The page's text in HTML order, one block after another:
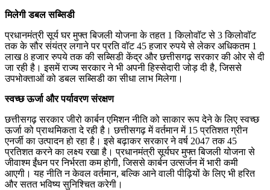
मिलेगी डबल सब्सिडी
प्रधानमंत्री सूर्य घर मुफ्त बिजली योजना के तहत 1 किलोवॉट से 3 किलोवॉट
तक के सौर संयंत्र लगाने पर प्रति वॉट 45 हजार रुपये से लेकर अधिकतम 1
लाख 8 हजार रुपये तक की सब्सिडी केंद्र और छत्तीसगढ़ सरकार की ओर से दी
जा रही है। इसमें राज्य सरकार ने भी अपनी हिस्सेदारी जोड़ दी है, जिससे
उपभोक्ताओं को डबल सब्सिडी का सीधा लाभ मिलेगा।
स्वच्छ ऊर्जा और पर्यावरण संरक्षण
छत्तीसगढ़ सरकार जीरो कार्बन एमिशन नीति को साकार रूप देने के लिए स्वच्छ
ऊर्जा को प्राथमिकता दे रही है। छत्तीसगढ़ में वर्तमान में 15 प्रतिशत ग्रीन
एनर्जी का उत्पादन हो रहा है। इसे बढ़ाकर सरकार ने वर्ष 2047 तक 45
प्रतिशत करने का लक्ष्य रखा है। प्रधानमंत्री सूर्यघर मुफ्त बिजली योजना से
जीवाश्म ईंधन पर निर्भरता कम होगी, जिससे कार्बन उत्सर्जन में भारी कमी
आएगी। यह नीति न केवल वर्तमान, बल्कि आने वाली पीढ़ियों के लिए भी हरित
और सतत भविष्य सुनिश्चित करेगी।